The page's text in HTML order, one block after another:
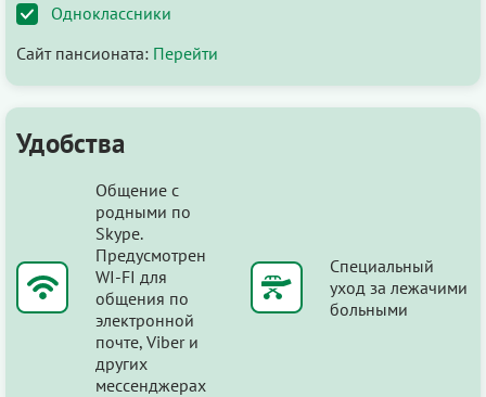
Одноклассники
Сайт пансионата: Перейти
Удобства
Общение с
родными по
Skype.
Предусмотрен
WI-FI для
общения по
электронной
почте, Viber и
других
мессенджерах
Специальный
уход за лежачими
больными